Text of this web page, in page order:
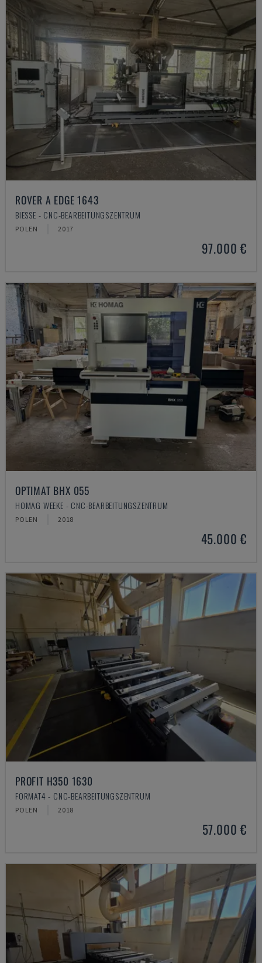
ROVER A EDGE 1643
BIESSE - CNC-BEARBEITUNGSZENTRUM
POLEN 2017
97.000 €
OPTIMAT BHX 055
HOMAG WEEKE - CNC-BEARBEITUNGSZENTRUM
POLEN 2018
45.000 €
PROFIT H350 1630
FORMAT4 - CNC-BEARBEITUNGSZENTRUM
POLEN 2018
57.000 €